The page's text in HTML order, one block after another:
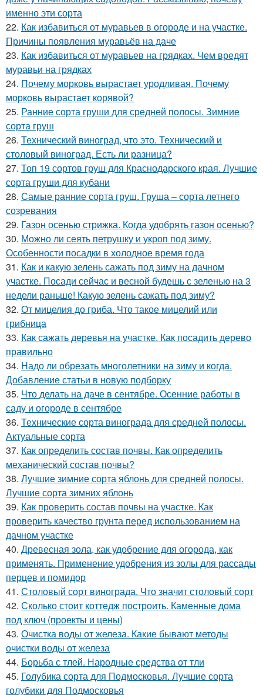
именно эти сорта
22. Как избавиться от муравьев в огороде и на участке.
Причины появления муравьёв на даче
23. Как избавиться от муравьев на грядках. Чем вредят
муравьи на грядках
24. Почему морковь вырастает уродливая. Почему
морковь вырастает корявой?
25. Ранние сорта груши для средней полосы. Зимние
сорта груш
26. Технический виноград, что это. Технический и
столовый виноград. Есть ли разница?
27. Топ 19 сортов груш для Краснодарского края. Лучшие
сорта груши для кубани
28. Самые ранние сорта груш. Груша – сорта летнего
созревания
29. Газон осенью стрижка. Когда удобрять газон осенью?
30. Можно ли сеять петрушку и укроп под зиму.
Особенности посадки в холодное время года
31. Как и какую зелень сажать под зиму на дачном
участке. Посади сейчас и весной будешь с зеленью на 3
недели раньше! Какую зелень сажать под зиму?
32. От мицелия до гриба. Что такое мицелий или
грибница
33. Как сажать деревья на участке. Как посадить дерево
правильно
34. Надо ли обрезать многолетники на зиму и когда.
Добавление статьи в новую подборку
35. Что делать на даче в сентябре. Осенние работы в
саду и огороде в сентябре
36. Технические сорта винограда для средней полосы.
Актуальные сорта
37. Как определить состав почвы. Как определить
механический состав почвы?
38. Лучшие зимние сорта яблонь для средней полосы.
Лучшие сорта зимних яблонь
39. Как проверить состав почвы на участке. Как
проверить качество грунта перед использованием на
дачном участке
40. Древесная зола, как удобрение для огорода, как
применять. Применение удобрения из золы для рассады
перцев и помидор
41. Столовый сорт винограда. Что значит столовый сорт
42. Сколько стоит коттедж построить. Каменные дома
под ключ (проекты и цены)
43. Очистка воды от железа. Какие бывают методы
очистки воды от железа
44. Борьба с тлей. Народные средства от тли
45. Голубика сорта для Подмосковья. Лучшие сорта
голубики для Подмосковья